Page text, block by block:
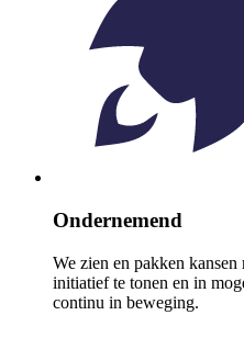
Ondernemend
We zien en pakken
initiatief te tonen en in
continu in beweging.